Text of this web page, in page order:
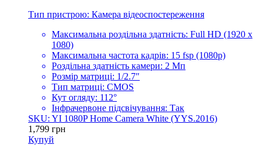
Тип пристрою: Камера відеоспостереження
Максимальна роздільна здатність: Full HD (1920 x
1080)
Максимальна частота кадрів: 15 fsp (1080p)
Роздільна здатність камери: 2 Мп
Розмір матриці: 1/2.7″
Тип матриці: CMOS
Кут огляду: 112°
Інфрачервоне підсвічування: Так
SKU: YI 1080P Home Camera White (YYS.2016)
1,799 грн
Купуй